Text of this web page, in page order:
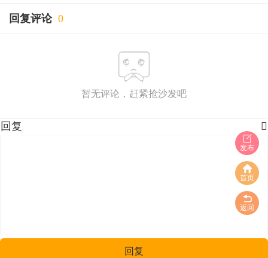
回复评论 0
暂无评论，赶紧抢沙发吧
发布
首页
返回

回复
回复